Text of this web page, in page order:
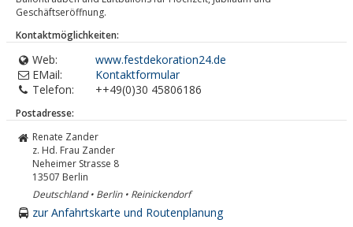
Geschäftseröffnung.
Kontaktmöglichkeiten:
Web:
www.festdekoration24.de
EMail:
Kontaktformular
Telefon:
++49(0)30 45806186
Postadresse:
Renate Zander
z. Hd. Frau Zander
Neheimer Strasse 8
13507 Berlin
Deutschland • Berlin • Reinickendorf
zur Anfahrtskarte und Routenplanung